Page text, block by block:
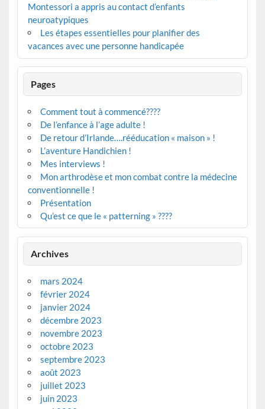
Montessori a appris au contact d’enfants
neuroatypiques
Les étapes essentielles pour planifier des
vacances avec une personne handicapée
Pages
Comment tout à commencé????
De l’enfance à l’age adulte !
De retour d’Irlande….rééducation « maison » !
L’aventure Handichien !
Mes interviews !
Mon arthrodèse et mon combat contre la médecine
conventionnelle !
Présentation
Qu’est ce que le « patterning » ????
Archives
mars 2024
février 2024
janvier 2024
décembre 2023
novembre 2023
octobre 2023
septembre 2023
août 2023
juillet 2023
juin 2023